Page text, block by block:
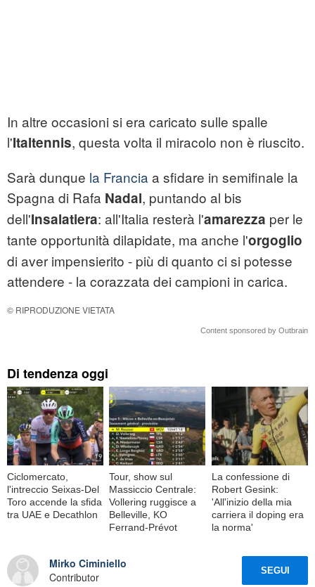
In altre occasioni si era caricato sulle spalle
l'Italtennis, questa volta il miracolo non è riuscito.
Sarà dunque la Francia a sfidare in semifinale la
Spagna di Rafa Nadal, puntando al bis
dell'Insalatiera: all'Italia resterà l'amarezza per le
tante opportunità dilapidate, ma anche l'orgoglio
di aver impensierito - più di quanto ci si potesse
attendere - la corazzata dei campioni in carica.
© RIPRODUZIONE VIETATA
Content sponsored by Outbrain
Di tendenza oggi
Ciclomercato,
l'intreccio Seixas-Del
Toro accende la sfida
tra UAE e Decathlon
Tour, show sul
Massiccio Centrale:
Vollering ruggisce a
Belleville, KO
Ferrand-Prévot
La confessione di
Robert Gesink:
'All'inizio della mia
carriera il doping era
la norma'
Mirko Ciminiello
Contributor
SEGUI